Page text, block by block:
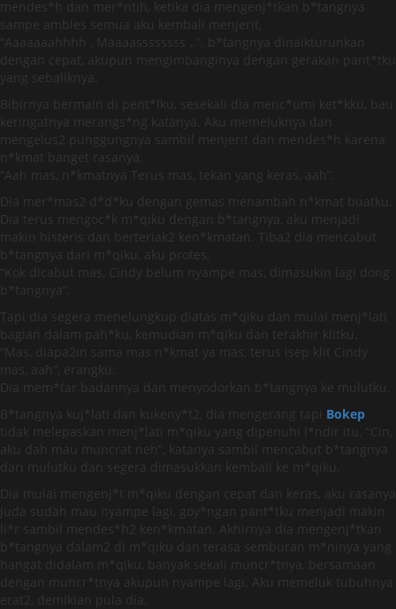
mendes*h dan mer*ntih, ketika dia mengenj*tkan b*tangnya
sampe ambles semua aku kembali menjerit,
“Aaaaaaahhhh , Maaaassssssss ..”. b*tangnya dinaikturunkan
dengan cepat, akupun mengimbanginya dengan gerakan pant*tku
yang sebaliknya.
Bibirnya bermain di pent*lku, sesekali dia menc*umi ket*kku, bau
keringatnya merangs*ng katanya. Aku memeluknya dan
mengelus2 punggungnya sambil menjerit dan mendes*h karena
n*kmat banget rasanya,
“Aah mas, n*kmatnya Terus mas, tekan yang keras, aah”.
Dia mer*mas2 d*d*ku dengan gemas menambah n*kmat buatku.
Dia terus mengoc*k m*qiku dengan b*tangnya, aku menjadi
makin histeris dan berteriak2 ken*kmatan. Tiba2 dia mencabut
b*tangnya dari m*qiku, aku protes,
“Kok dicabut mas, Cindy belum nyampe mas, dimasukin lagi dong
b*tangnya”.
Tapi dia segera menelungkup diatas m*qiku dan mulai menj*lati
bagian dalam pah*ku, kemudian m*qiku dan terakhir klitku.
“Mas, diapa2in sama mas n*kmat ya mas, terus isep klit Cindy
mas, aah”, erangku.
Dia mem*tar badannya dan menyodorkan b*tangnya ke mulutku.
B*tangnya kuj*lati dan kukeny*t2, dia mengerang tapi Bokep
tidak melepaskan menj*lati m*qiku yang dipenuhi l*ndir itu. “Cin,
aku dah mau muncrat neh”, katanya sambil mencabut b*tangnya
dari mulutku dan segera dimasukkan kembali ke m*qiku.
Dia mulai mengenj*t m*qiku dengan cepat dan keras, aku rasanya
juda sudah mau nyampe lagi, goy*ngan pant*tku menjadi makin
li*r sambil mendes*h2 ken*kmatan. Akhirnya dia mengenj*tkan
b*tangnya dalam2 di m*qiku dan terasa semburan m*ninya yang
hangat didalam m*qiku, banyak sekali muncr*tnya, bersamaan
dengan muncr*tnya akupun nyampe lagi. Aku memeluk tubuhnya
erat2, demikian pula dia.